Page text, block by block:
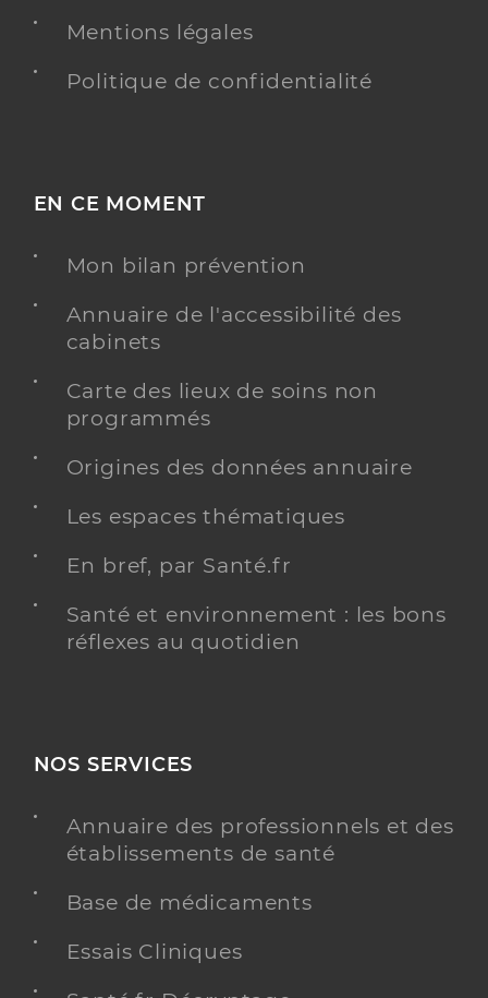
Mentions légales
Politique de confidentialité
EN CE MOMENT
Mon bilan prévention
Annuaire de l'accessibilité des
cabinets
Carte des lieux de soins non
programmés
Origines des données annuaire
Les espaces thématiques
En bref, par Santé.fr
Santé et environnement : les bons
réflexes au quotidien
NOS SERVICES
Annuaire des professionnels et des
établissements de santé
Base de médicaments
Essais Cliniques